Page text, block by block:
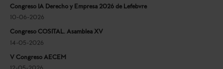
Congreso IA Derecho y Empresa 2026 de Lefebvre
10-06-2026
Congreso COSITAL. Asamblea XV
14-05-2026
V Congreso AECEM